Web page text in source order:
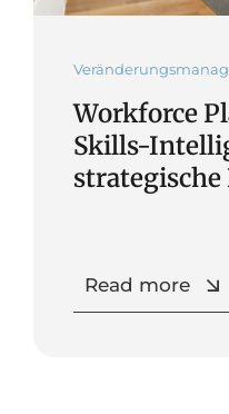
Workforce
Skills-
Read more